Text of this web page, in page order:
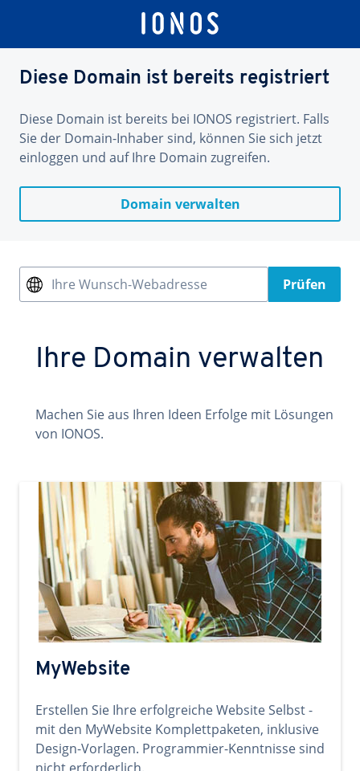
Diese Domain ist bereits registriert
Diese Domain ist bereits bei IONOS registriert. Falls
Sie der Domain-Inhaber sind, können Sie sich jetzt
einloggen und auf Ihre Domain zugreifen.
Domain verwalten
Ihre Wunsch-Webadresse Prüfen
Ihre Domain verwalten
Machen Sie aus Ihren Ideen Erfolge mit Lösungen
von IONOS.
MyWebsite
Erstellen Sie Ihre erfolgreiche Website Selbst -
mit den MyWebsite Komplettpaketen, inklusive
Design-Vorlagen. Programmier-Kenntnisse sind